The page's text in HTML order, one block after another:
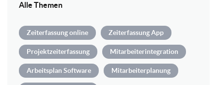
Alle Themen
Zeiterfassung online Zeiterfassung App
Projektzeiterfassung Mitarbeiterintegration
Arbeitsplan Software Mitarbeiterplanung